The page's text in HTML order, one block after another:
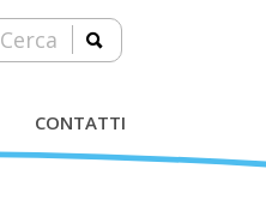
Cerca
CONTATTI